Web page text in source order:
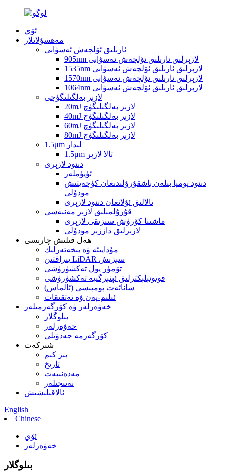
ئۆي
مەھسۇلاتلار
ئارىلىق ئۆلچەش ئەسۋابى
905nm لازېرلىق ئارىلىق ئۆلچەش ئەسۋابى
1535nm لازېرلىق ئارىلىق ئۆلچەش ئەسۋابى
1570nm لازېرلىق ئارىلىق ئۆلچەش ئەسۋابى
1064nm لازېرلىق ئارىلىق ئۆلچەش ئەسۋابى
لازېر بەلگىلىگۈچى
20mJ لازېر بەلگىلىگۈچ
40mJ لازېر بەلگىلىگۈچ
60mJ لازېر بەلگىلىگۈچ
80mJ لازېر بەلگىلىگۈچ
1.5μm لىدار
1.5μm تالا لازېر
دىئود لازېرى
ئۈيۈملەر
دىئود پومپا بىلەن باشقۇرۇلىدىغان كۈچەيتىش
مودۇلى
تالالىق ئۇلانغان دىئود لازېرى
قۇرۇلمىلىق لازېر مەنبەسى
ماشىنا كۆرۈش سىزىقى لازېرى
لازېرلىق داززېر مودۇلى
ھەل قىلىش چارىسى
مۇداپىئە ۋە بىخەتەرلىك
يىراقتىن LiDAR سېزىش
تۆمۈر يول تەكشۈرۈشى
فوتوئېلېكترلىق ئېنېرگىيە تەكشۈرۈشى
سانائەت پومپىسى (ئالماس)
ئىلىم-پەن ۋە تەتقىقات
خەۋەرلەر ۋە كۆرگەزمىلەر
بىلوگلار
خەۋەرلەر
كۆرگەزمە جەدۋىلى
شىركەت
بىز كىم
تارىخ
مەدەنىيەت
نەتىجىلەر
ئالاقىلىشىش
English
Chinese
ئۆي
خەۋەرلەر
بىلوگلار